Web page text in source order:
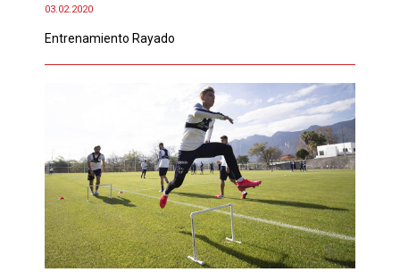
03.02.2020
Entrenamiento Rayado